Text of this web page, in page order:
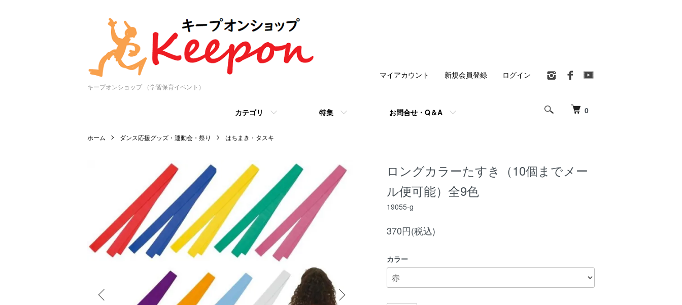
キープオンショップ （学習保育イベント）
0
カテゴリ 特集 お問合せ・Q＆A
マイアカウント 新規会員登録 ログイン
ホーム ダンス応援グッズ・運動会・祭り はちまき・タスキ
ロングカラーたすき（10個までメー
ル便可能）全9色
19055-g
370円(税込)
カラー